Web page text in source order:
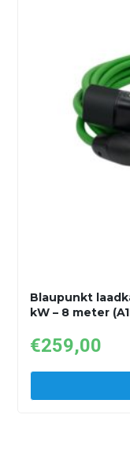
Blaupunkt
kW – 8 meter
€259,00